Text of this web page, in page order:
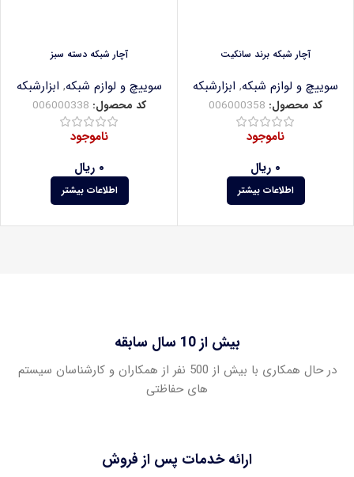
آچار شبکه برند سانکیت
سوییچ و لوازم شبکه, ابزارشبکه
کد محصول: 006000358
ناموجود
۰ ریال
اطلاعات بیشتر
آچار شبکه دسته سبز
سوییچ و لوازم شبکه, ابزارشبکه
کد محصول: 006000338
ناموجود
۰ ریال
اطلاعات بیشتر
بیش از 10 سال سابقه
در حال همکاری با بیش از 500 نفر از همکاران و کارشناسان سیستم
های حفاظتی
ارائه خدمات پس از فروش